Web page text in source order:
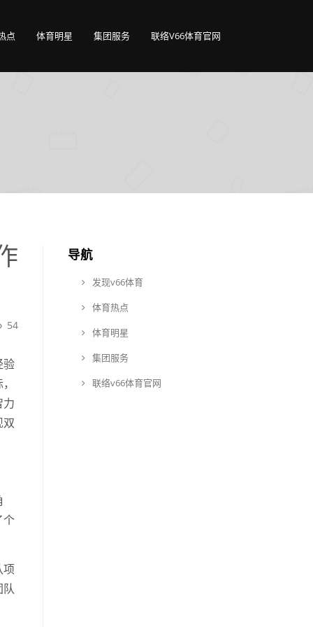
点 体育明星 集团服务 联络V66体育官网
54
验
力
双
个
项
队
导航
发现v66体育
体育热点
体育明星
集团服务
联络v66体育官网